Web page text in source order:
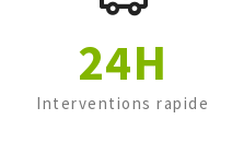
24H
Interventions rapide